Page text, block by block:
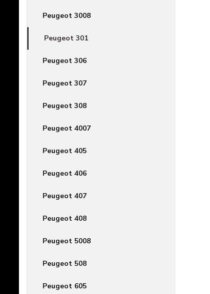
Peugeot 3008
Peugeot 301
Peugeot 306
Peugeot 307
Peugeot 308
Peugeot 4007
Peugeot 405
Peugeot 406
Peugeot 407
Peugeot 408
Peugeot 5008
Peugeot 508
Peugeot 605